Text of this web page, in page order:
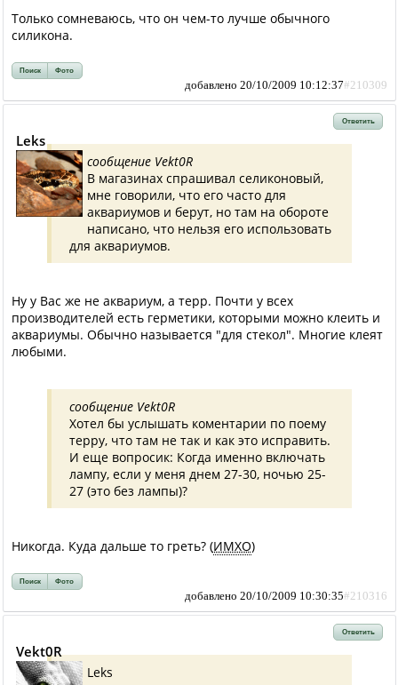
Только сомневаюсь, что он чем-то лучше обычного
силикона.
Поиск Фото
добавлено 20/10/2009 10:12:37#210309
Ответить
Leks
сообщение Vekt0R
В магазинах спрашивал селиконовый,
мне говорили, что его часто для
аквариумов и берут, но там на обороте
написано, что нельзя его использовать
для аквариумов.
Ну у Вас же не аквариум, а терр. Почти у всех
производителей есть герметики, которыми можно клеить и
аквариумы. Обычно называется "для стекол". Многие клеят
любыми.
сообщение Vekt0R
Хотел бы услышать коментарии по поему
терру, что там не так и как это исправить.
И еще вопросик: Когда именно включать
лампу, если у меня днем 27-30, ночью 25-
27 (это без лампы)?
Никогда. Куда дальше то греть? (ИМХО)
Поиск Фото
добавлено 20/10/2009 10:30:35#210316
Ответить
Vekt0R
Leks